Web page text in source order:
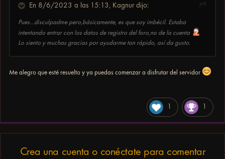
En 8/6/2023 a las 15:13, Kagnurdijo:
Pues...disculpadme pero,básicamente, es que soy imbécil. Estaba
intentando entrar con los datos de registro del foro,no de la cuenta
Lo siento y muchas gracias por ayudarme tan rápido, así da gusto.
Me alegro que esté resuelto y ya puedas comenzar a disfrutar del servidor
1 1
Crea una cuenta o conéctate para comentar